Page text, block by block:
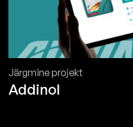
Järgmine projekt
Addinol